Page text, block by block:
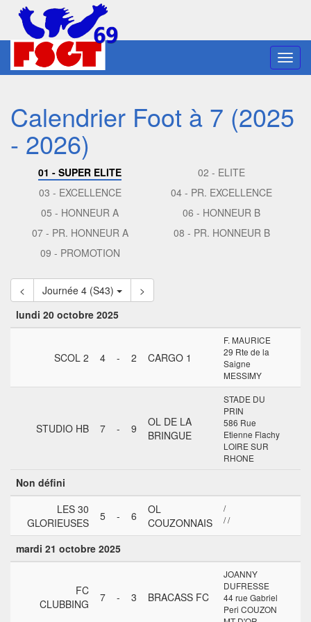
Calendrier Foot à 7 (2025
- 2026)
01 - SUPER ELITE
02 - ELITE
03 - EXCELLENCE
04 - PR. EXCELLENCE
05 - HONNEUR A
06 - HONNEUR B
07 - PR. HONNEUR A
08 - PR. HONNEUR B
09 - PROMOTION
< Journée 4 (S43)
>
lundi 20 octobre 2025
SCOL 2 4 - 2 CARGO 1
F. MAURICE
29 Rte de la
Saigne
MESSIMY
STUDIO HB 7 - 9
OL DE LA
BRINGUE
STADE DU
PRIN
586 Rue
Etienne Flachy
LOIRE SUR
RHONE
Non défini
LES 30
GLORIEUSES
5 - 6
OL
COUZONNAIS
/
/ /
mardi 21 octobre 2025
FC
CLUBBING
7 - 3 BRACASS FC
JOANNY
DUFRESSE
44 rue Gabriel
Peri COUZON